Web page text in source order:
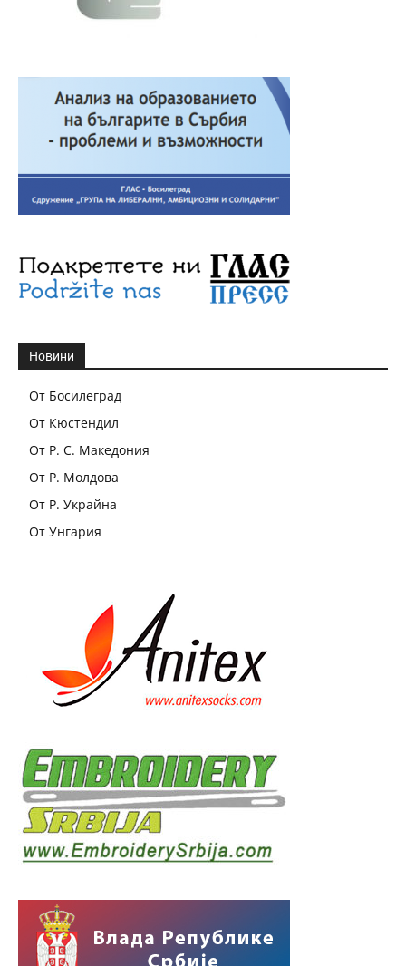
Новини
От Босилеград
От Кюстендил
От Р. С. Македония
От Р. Молдова
От Р. Украйна
От Унгария